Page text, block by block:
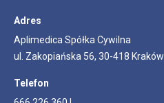
Adres
Aplimedica Spółka Cywilna
ul. Zakopiańska 56, 30-418 Kraków
Telefon